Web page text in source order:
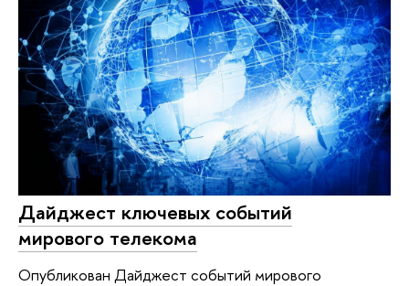
Дайджест ключевых событий
мирового телекома
Опубликован Дайджест событий мирового